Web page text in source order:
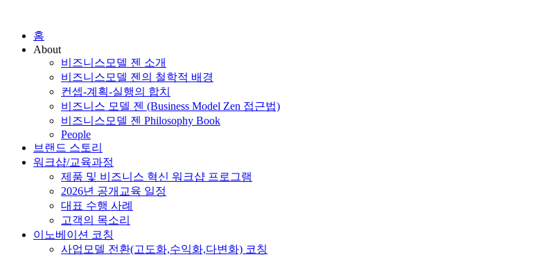
홈
About
비즈니스모델 젠 소개
비즈니스모델 젠의 철학적 배경
컨셉-계획-실행의 합치
비즈니스 모델 젠 (Business Model Zen 접근법)
비즈니스모델 젠 Philosophy Book
People
브랜드 스토리
워크샵/교육과정
제품 및 비즈니스 혁신 워크샵 프로그램
2026년 공개교육 일정
대표 수행 사례
고객의 목소리
이노베이션 코칭
사업모델 전환(고도화,수익화,다변화) 코칭